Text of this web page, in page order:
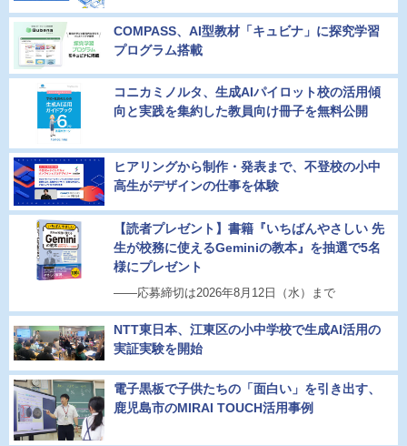
COMPASS、AI型教材「キュビナ」に探究学習
プログラム搭載
コニカミノルタ、生成AIパイロット校の活用傾
向と実践を集約した教員向け冊子を無料公開
ヒアリングから制作・発表まで、不登校の小中
高生がデザインの仕事を体験
【読者プレゼント】書籍『いちばんやさしい 先
生が校務に使えるGeminiの教本』を抽選で5名
様にプレゼント
――応募締切は2026年8月12日（水）まで
NTT東日本、江東区の小中学校で生成AI活用の
実証実験を開始
電子黒板で子供たちの「面白い」を引き出す、
鹿児島市のMIRAI TOUCH活用事例